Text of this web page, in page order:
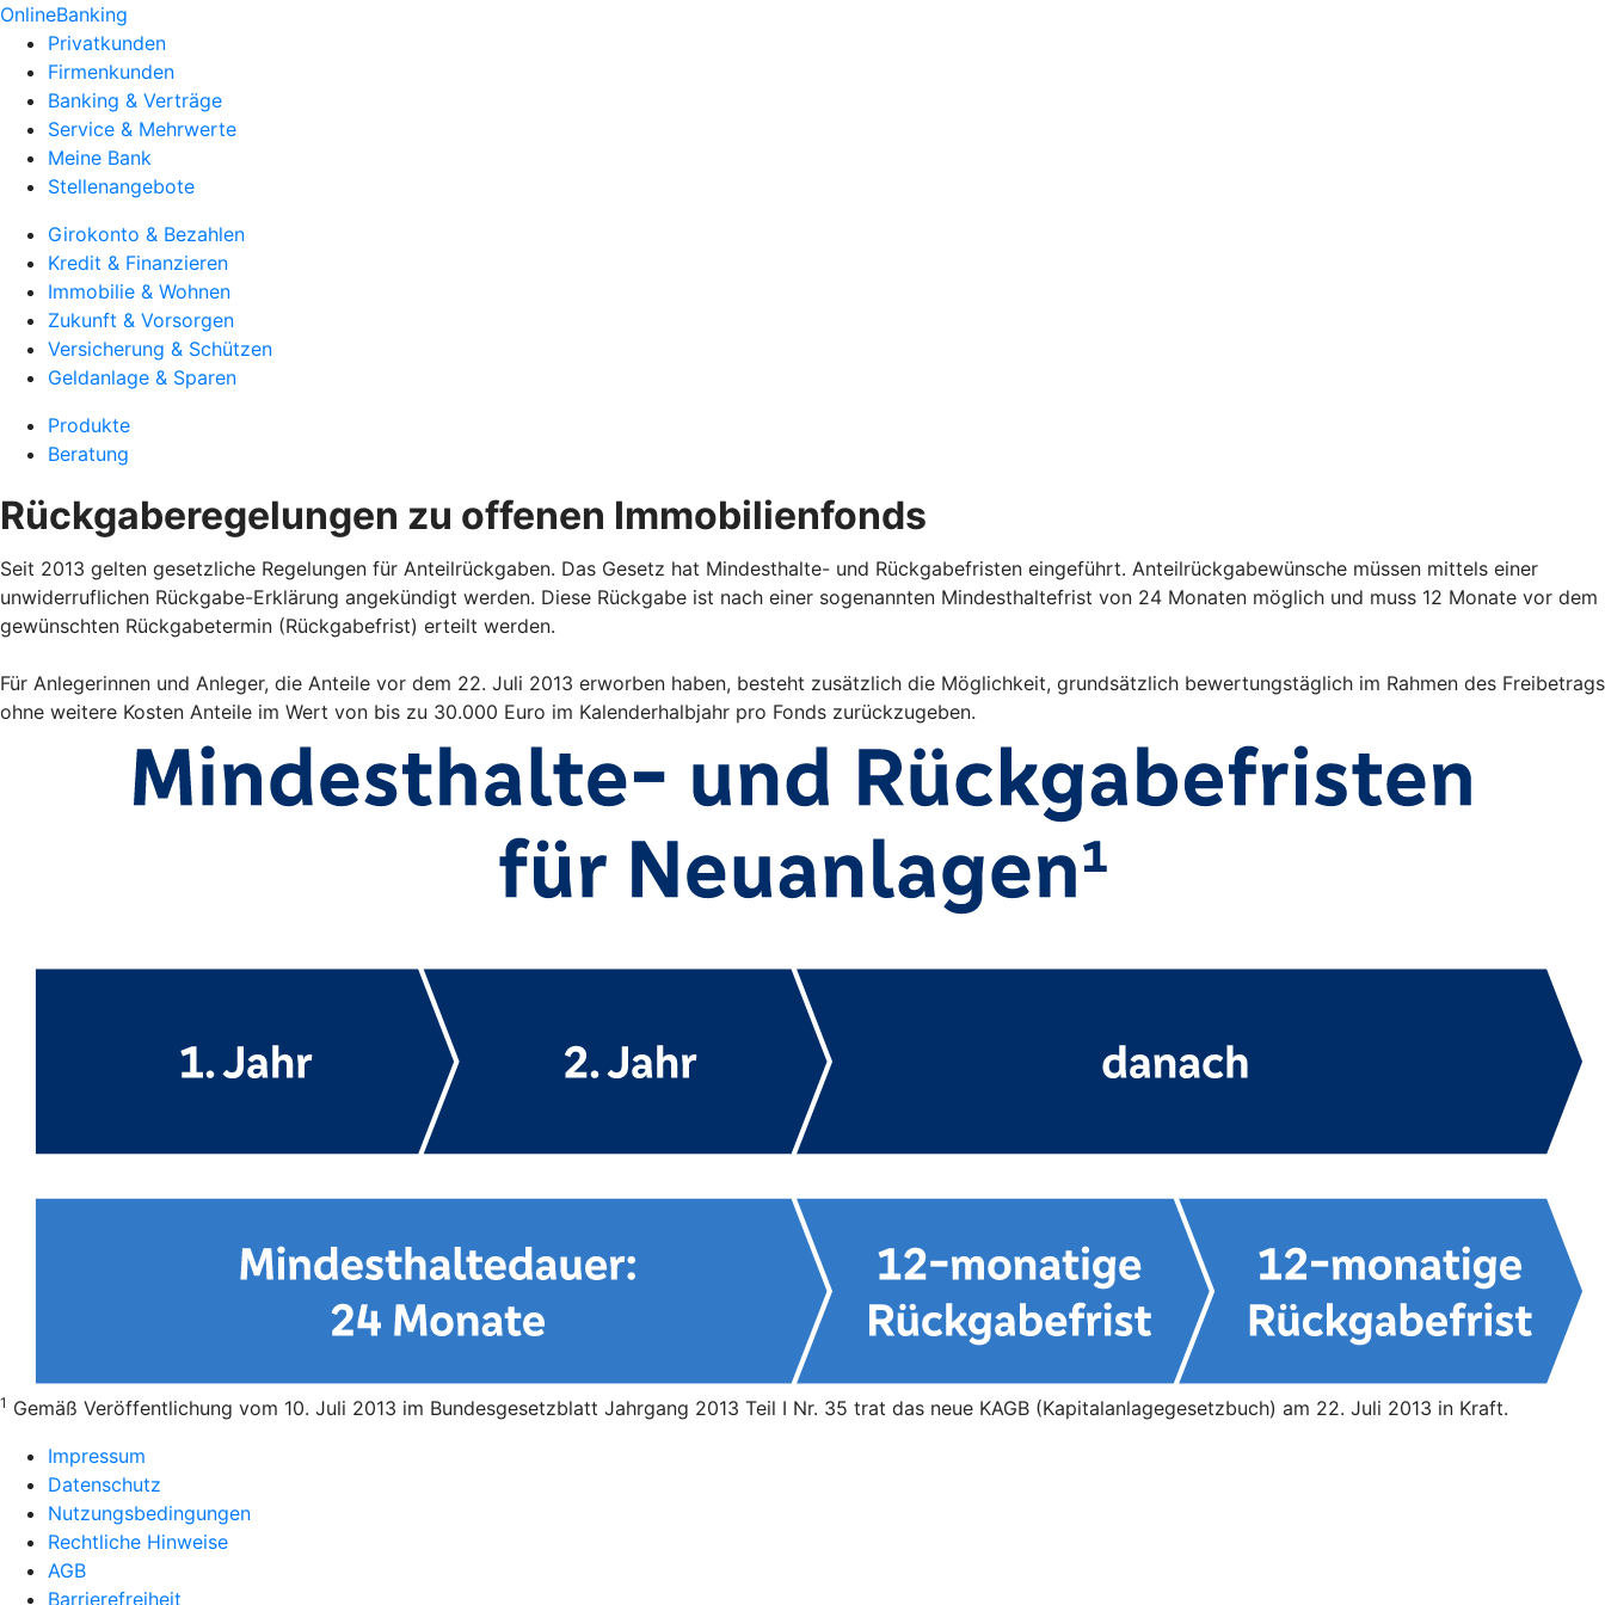
OnlineBanking
Privatkunden
Firmenkunden
Banking & Verträge
Service & Mehrwerte
Meine Bank
Stellenangebote
Girokonto & Bezahlen
Kredit & Finanzieren
Immobilie & Wohnen
Zukunft & Vorsorgen
Versicherung & Schützen
Geldanlage & Sparen
Produkte
Beratung
Rückgaberegelungen zu offenen Immobilienfonds
Seit 2013 gelten gesetzliche Regelungen für Anteilrückgaben. Das Gesetz hat Mindesthalte- und Rückgabefristen eingeführt. Anteilrückgabewünsche müssen mittels einer
unwiderruflichen Rückgabe-Erklärung angekündigt werden. Diese Rückgabe ist nach einer sogenannten Mindesthaltefrist von 24 Monaten möglich und muss 12 Monate vor dem
gewünschten Rückgabetermin (Rückgabefrist) erteilt werden.
Für Anlegerinnen und Anleger, die Anteile vor dem 22. Juli 2013 erworben haben, besteht zusätzlich die Möglichkeit, grundsätzlich bewertungstäglich im Rahmen des Freibetrags
ohne weitere Kosten Anteile im Wert von bis zu 30.000 Euro im Kalenderhalbjahr pro Fonds zurückzugeben.
1 Gemäß Veröffentlichung vom 10. Juli 2013 im Bundesgesetzblatt Jahrgang 2013 Teil I Nr. 35 trat das neue KAGB (Kapitalanlagegesetzbuch) am 22. Juli 2013 in Kraft.
Impressum
Datenschutz
Nutzungsbedingungen
Rechtliche Hinweise
AGB
Barrierefreiheit